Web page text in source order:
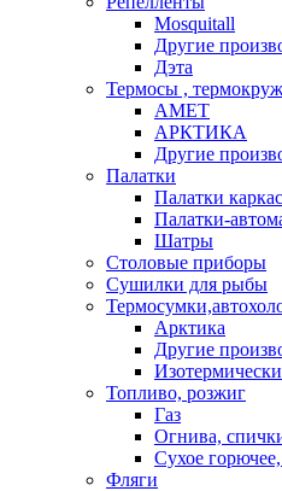
Mosquitall
Другие
Дэта
Термосы ,
АМЕТ
АРКТИКА
Другие
Палатки
Палатки
Палатки-
Шатры
Столовые приборы
Сушилки для рыбы
Арктика
Другие
Топливо, розжиг
Газ
Огнива,
Сухое
Фляги